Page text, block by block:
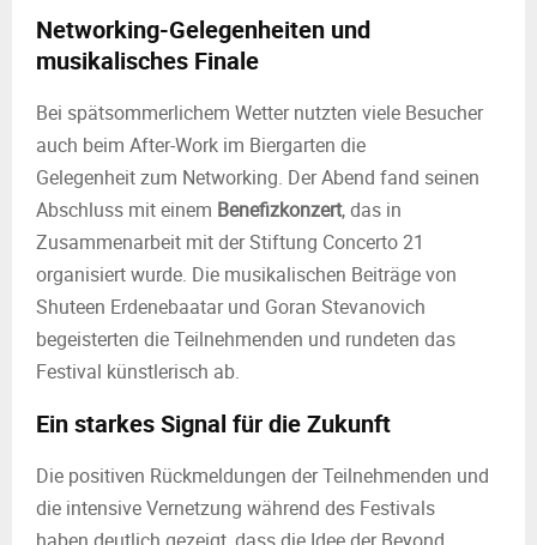
Networking-Gelegenheiten und
musikalisches Finale
Bei spätsommerlichem Wetter nutzten viele Besucher
auch beim After-Work im Biergarten die
Gelegenheit zum Networking. Der Abend fand seinen
Abschluss mit einem Benefizkonzert, das in
Zusammenarbeit mit der Stiftung Concerto 21
organisiert wurde. Die musikalischen Beiträge von
Shuteen Erdenebaatar und Goran Stevanovich
begeisterten die Teilnehmenden und rundeten das
Festival künstlerisch ab.
Ein starkes Signal für die Zukunft
Die positiven Rückmeldungen der Teilnehmenden und
die intensive Vernetzung während des Festivals